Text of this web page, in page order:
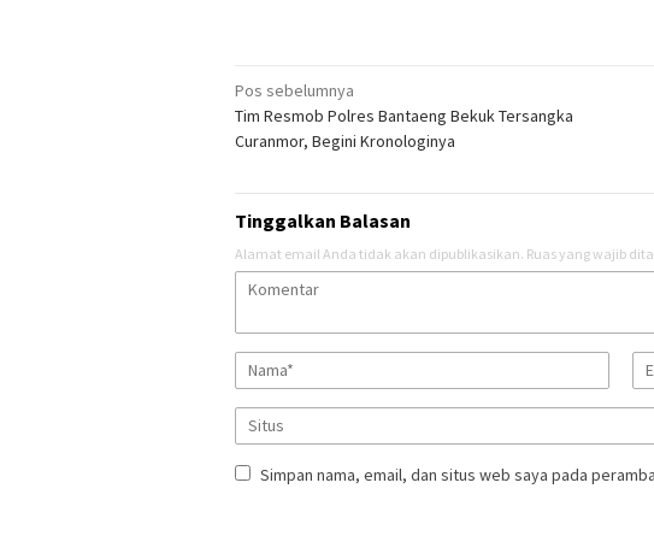
Navigasi
pos
Pos sebelumnya
Tim Resmob Polres Bantaeng Bekuk Tersangka
Curanmor, Begini Kronologinya
Tinggalkan Balasan
Alamat email Anda tidak akan dipublikasikan. Ruas yang wajib
Simpan nama, email, dan situs web saya pada